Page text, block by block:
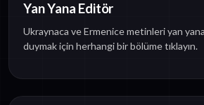
Yan Yana Editör
Ukraynaca ve Ermenice metinleri yan yana
duymak için herhangi bir bölüme tıklayın.